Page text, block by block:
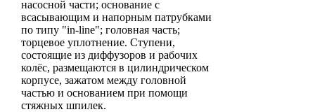
насосной части; основание с
всасывающим и напорным патрубками
по типу "in-line"; головная часть;
торцевое уплотнение. Ступени,
состоящие из диффузоров и рабочих
колёс, размещаются в цилиндрическом
корпусе, зажатом между головной
частью и основанием при помощи
стяжных шпилек.